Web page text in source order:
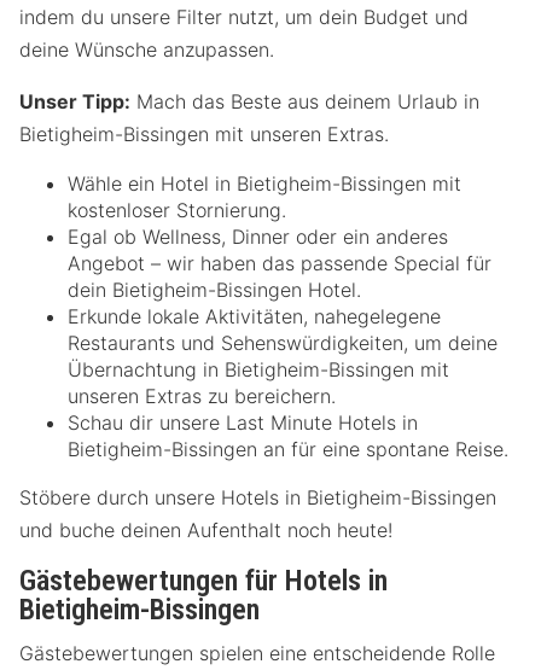
indem du unsere Filter nutzt, um dein Budget und
deine Wünsche anzupassen.
Unser Tipp: Mach das Beste aus deinem Urlaub in
Bietigheim-Bissingen mit unseren Extras.
Wähle ein Hotel in Bietigheim-Bissingen mit
kostenloser Stornierung.
Egal ob Wellness, Dinner oder ein anderes
Angebot – wir haben das passende Special für
dein Bietigheim-Bissingen Hotel.
Erkunde lokale Aktivitäten, nahegelegene
Restaurants und Sehenswürdigkeiten, um deine
Übernachtung in Bietigheim-Bissingen mit
unseren Extras zu bereichern.
Schau dir unsere Last Minute Hotels in
Bietigheim-Bissingen an für eine spontane Reise.
Stöbere durch unsere Hotels in Bietigheim-Bissingen
und buche deinen Aufenthalt noch heute!
Gästebewertungen für Hotels in
Bietigheim-Bissingen
Gästebewertungen spielen eine entscheidende Rolle